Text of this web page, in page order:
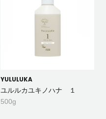
YULULUKA
ユルルカユキノハナ １
500g